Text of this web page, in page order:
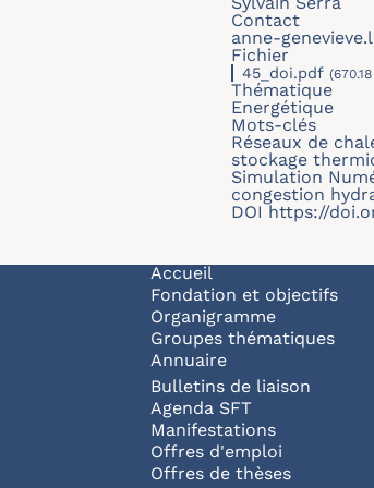
Contact
anne-
Fichier
45_doi.pdf
Thématique
Energétique
Mots-clés
Réseaux de
stockage
Simulation
congestion
DOIhttps://
Navigation
Accueil
Fondation et objectifs
Organigramme
Groupes thématiques
Annuaire
Bulletins de liaison
Agenda SFT
Manifestations
Offres d'emploi
Offres de thèses